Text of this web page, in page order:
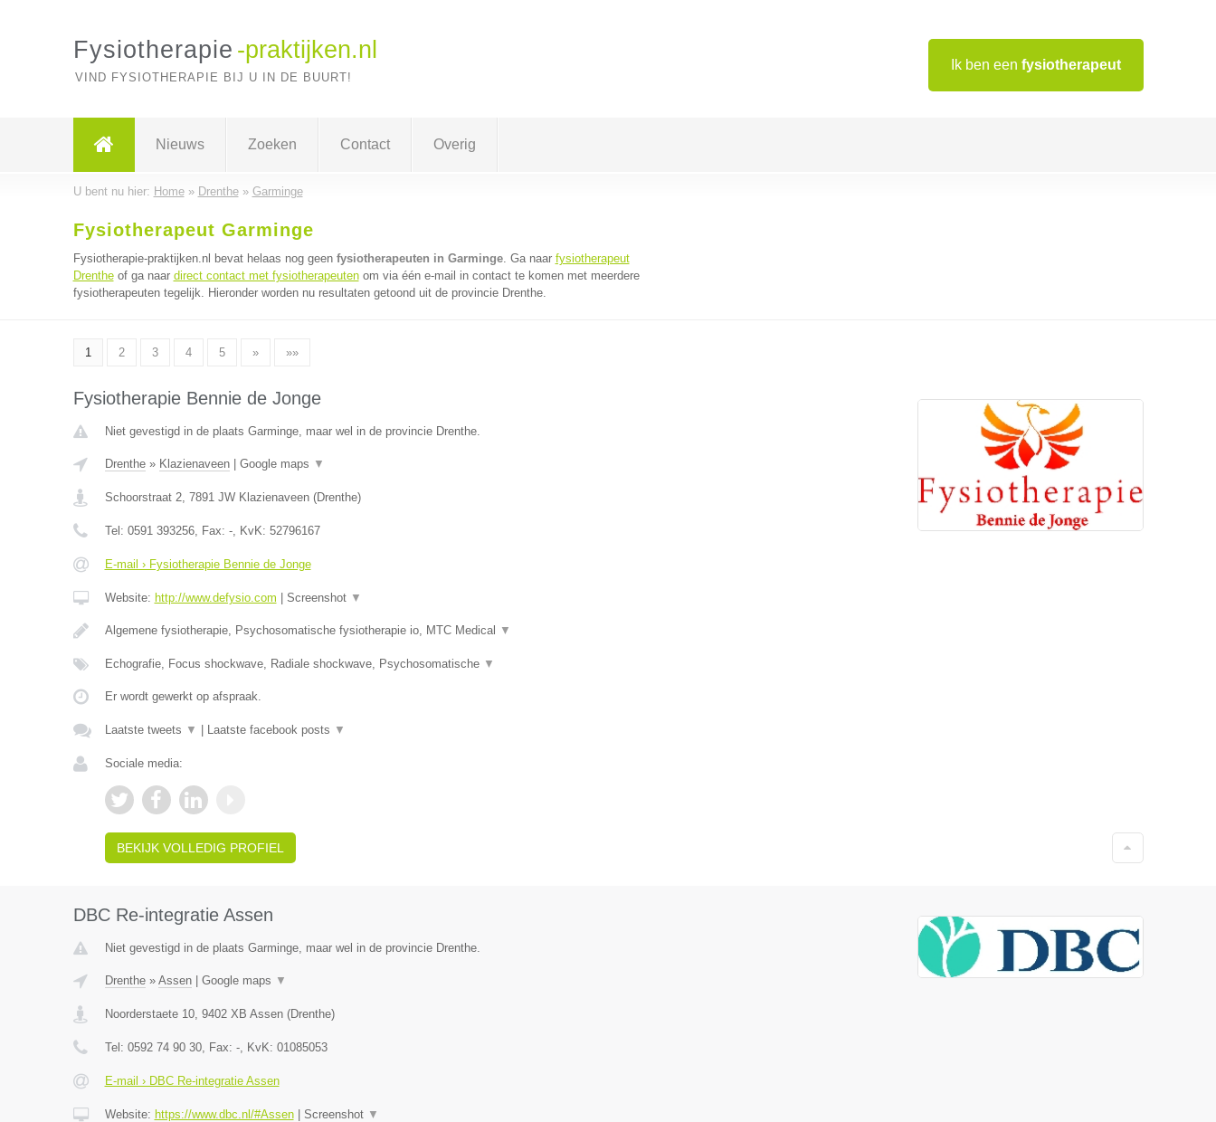
Ik ben een fysiotherapeut
Fysiotherapie -praktijken.nl
VIND FYSIOTHERAPIE BIJ U IN DE BUURT!
Nieuws Zoeken Contact Overig
U bent nu hier: Home» Drenthe» Garminge
Fysiotherapeut Garminge
Fysiotherapie-praktijken.nl bevat helaas nog geen fysiotherapeuten in Garminge. Ga naar fysiotherapeut
Drentheof ga naar direct contact met fysiotherapeutenom via één e-mail in contact te komen met meerdere
fysiotherapeuten tegelijk. Hieronder worden nu resultaten getoond uit de provincie Drenthe.
1 2 3 4 5 » »»
Fysiotherapie Bennie de Jonge
Niet gevestigd in de plaats Garminge, maar wel in de provincie Drenthe.
Drenthe» Klazienaveen| Google maps ▼
Schoorstraat 2, 7891 JW Klazienaveen(Drenthe)
Tel: 0591 393256, Fax: -, KvK: 52796167
E-mail › Fysiotherapie Bennie de Jonge
Website: http://www.defysio.com Screenshot ▼
Algemene fysiotherapie, Psychosomatische fysiotherapie io, MTC Medical ▼
Echografie, Focus shockwave, Radiale shockwave, Psychosomatische ▼
Er wordt gewerkt op afspraak.
Laatste tweets ▼ Laatste facebook posts ▼
Sociale media:
BEKIJK VOLLEDIG PROFIEL
DBC Re-integratie Assen
Niet gevestigd in de plaats Garminge, maar wel in de provincie Drenthe.
Drenthe» Assen| Google maps ▼
Noorderstaete 10, 9402 XB Assen(Drenthe)
Tel: 0592 74 90 30, Fax: -, KvK: 01085053
E-mail › DBC Re-integratie Assen
Website: https://www.dbc.nl/#Assen| Screenshot ▼